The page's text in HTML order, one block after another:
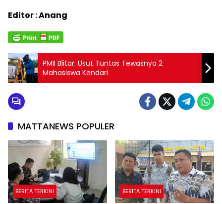
Editor : Anang
PMII Blitar: Usut Tuntas Tewasnya 2
Mahasiswa Kendari
MATTANEWS POPULER
BERITA TERKINI BERITA TERKINI